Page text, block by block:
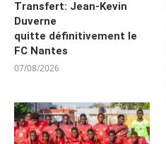
Transfert: Jean-Kevin
Duverne
quitte définitivement le
FC Nantes
07/08/2026